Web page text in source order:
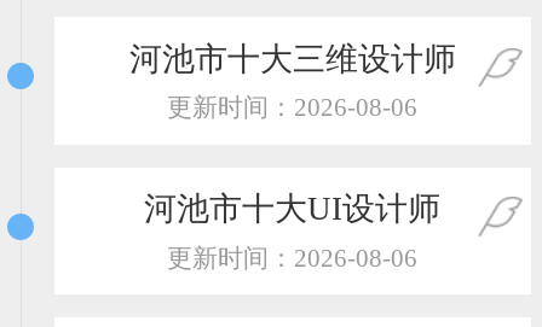
河池市十大三维设计师
更新时间：2026-08-06
河池市十大UI设计师
更新时间：2026-08-06